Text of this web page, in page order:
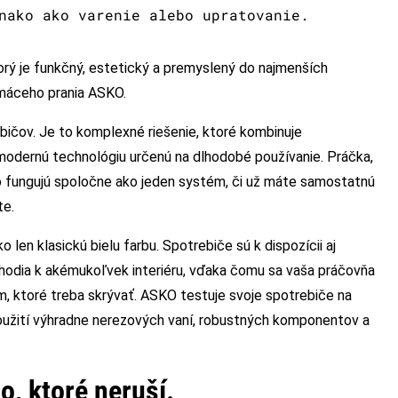
ako varenie alebo upratovanie.
je funkčný, estetický a premyslený do najmenších
prania ASKO.
Je to komplexné riešenie, ktoré kombinuje
technológiu určenú na dlhodobé používanie. Práčka,
spoločne ako jeden systém, či už máte samostatnú
len klasickú bielu farbu. Spotrebiče sú k dispozícii aj
k akémukoľvek interiéru, vďaka čomu sa vaša práčovňa
ktoré treba skrývať. ASKO testuje svoje spotrebiče na
výhradne nerezových vaní, robustných komponentov a
ktoré neruší.